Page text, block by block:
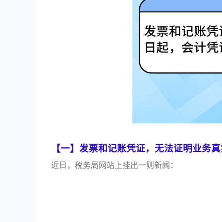
【一】发票和记账凭证，无法证明业务
近日，税务局网站上挂出一则新闻：